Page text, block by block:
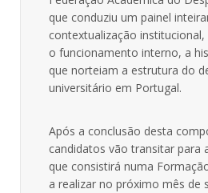
que conduziu um painel
contextualização
o funcionamento interno, a
que norteiam a estrutura do
universitário em Portugal.
Após a conclusão desta
candidatos vão transitar para
que consistirá numa
a realizar no próximo mês de